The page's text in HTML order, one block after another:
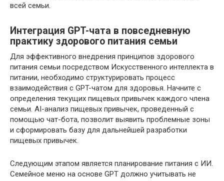
всей семьи.
Интеграция GPT-чата в повседневную
практику здорового питания семьи
Для эффективного внедрения принципов здорового
питания семьи посредством Искусственного интеллекта в
питании, необходимо структурировать процесс
взаимодействия с GPT-чатом для здоровья. Начните с
определения текущих пищевых привычек каждого члена
семьи. AI-анализ пищевых привычек, проведенный с
помощью чат-бота, позволит выявить проблемные зоны
и сформировать базу для дальнейшей разработки
пищевых привычек.
Следующим этапом является планирование питания с ИИ.
Семейное меню на основе GPT должно учитывать не